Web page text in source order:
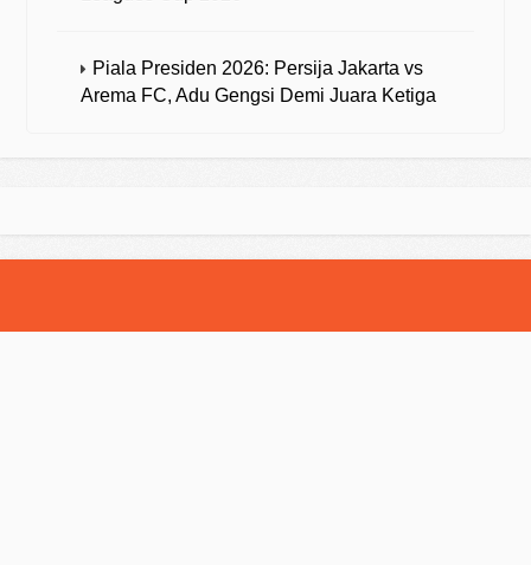
Piala Presiden 2026: Persija Jakarta vs
Arema FC, Adu Gengsi Demi Juara Ketiga